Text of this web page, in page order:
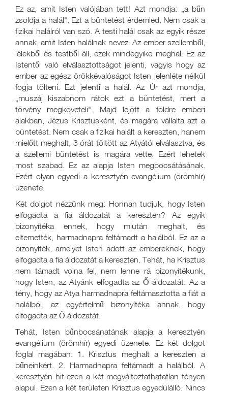
Ez az, amit Isten valójában tett! Azt mondja: „a bűn
zsoldja a halál". Ezt a büntetést érdemled. Nem csak a
fizikai halálról van szó. A testi halál csak az egyik része
annak, amit Isten halálnak nevez. Az ember szellemből,
lélekből és testből áll, ezek mindegyike meghal. Ez az
Istentől való elválasztottságot jelenti, vagyis hogy az
ember az egész örökkévalóságot Isten jelenléte nélkül
fogja tölteni. Ezt jelenti a halál. Az Úr azt mondja,
„muszáj kiszabnom rátok ezt a büntetést, mert a
törvény megköveteli". Majd lejött a földre emberi
alakban, Jézus Krisztusként, és magára vállalta azt a
büntetést. Nem csak a fizikai halált a kereszten, hanem
mielőtt meghalt, 3 órát töltött az Atyától elválasztva, és
a szellemi büntetést is magára vette. Ezért lehetek
most szabad. Ez az alapja Isten megbocsátásának.
Ezért olyan egyedi a keresztyén evangélium (örömhír)
üzenete.
Két dolgot nézzünk meg: Honnan tudjuk, hogy Isten
elfogadta a fia áldozatát a kereszten? Az egyik
bizonyítéka ennek, hogy miután meghalt, és
eltemették, harmadnapra feltámadt a halálból. Ez az a
bizonyíték, amelyet Isten adott az embereknek, hogy
elfogadta a fia áldozatát a kereszten. Tehát, ha Krisztus
nem támadt volna fel, nem lenne rá bizonyítékunk,
hogy Isten, az Atyánk elfogadta az Ő áldozatát. Az a
tény, hogy az Atya harmadnapra feltámasztotta a fiát a
halálból, az egyértelmű bizonyítéka annak, hogy
elfogadta az Ő áldozatát.
Tehát, Isten bűnbocsánatának alapja a keresztyén
evangélium (örömhír) egyedi üzenete. Ez két dolgot
foglal magában: 1. Krisztus meghalt a kereszten a
bűneinkért. 2. Harmadnapra feltámadt a halálból. A
keresztyén hit ezen a két megváltoztathatatlan tényen
alapul. Ezen a két területen Krisztus egyedülálló. Nincs